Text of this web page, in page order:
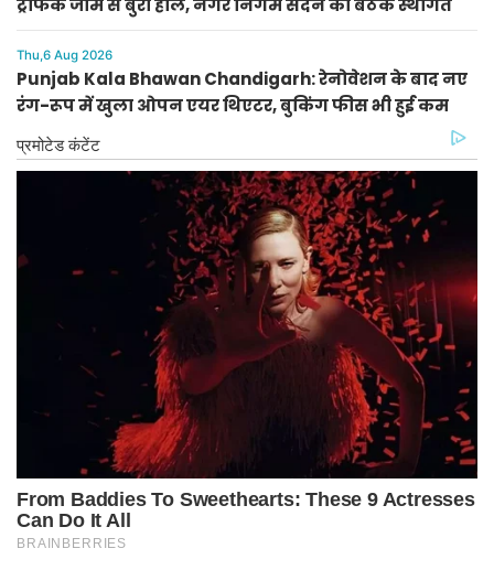
ट्रैफिक जाम से बुरा हाल, नगर निगम सदन की बैठक स्थगित
Thu,6 Aug 2026
Punjab Kala Bhawan Chandigarh: रेनोवेशन के बाद नए
रंग-रूप में खुला ओपन एयर थिएटर, बुकिंग फीस भी हुई कम